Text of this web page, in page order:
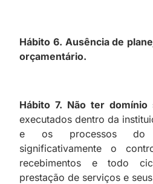
Hábito 6. Ausência de
orçamentário.
Hábito 7. Não ter
executados dentro da
e os processos do
significativamente o
recebimentos e todo
prestação de serviços e